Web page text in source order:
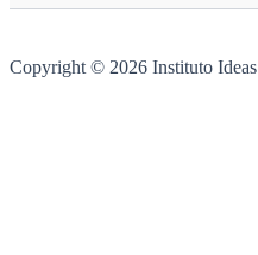
Copyright © 2026 Instituto Ideas